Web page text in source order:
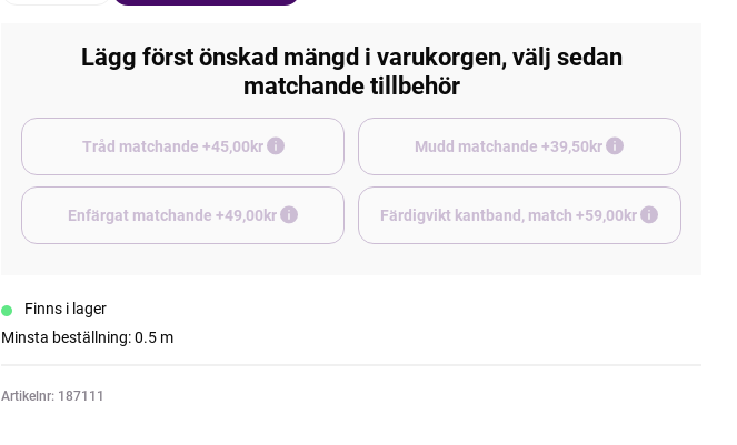
Lägg först önskad mängd i varukorgen, välj sedan
matchande tillbehör
Tråd matchande +45,00kr Mudd matchande +39,50kr
Enfärgat matchande +49,00kr Färdigvikt kantband, match +59,00kr
Finns i lager
Minsta beställning: 0.5 m
Artikelnr: 187111